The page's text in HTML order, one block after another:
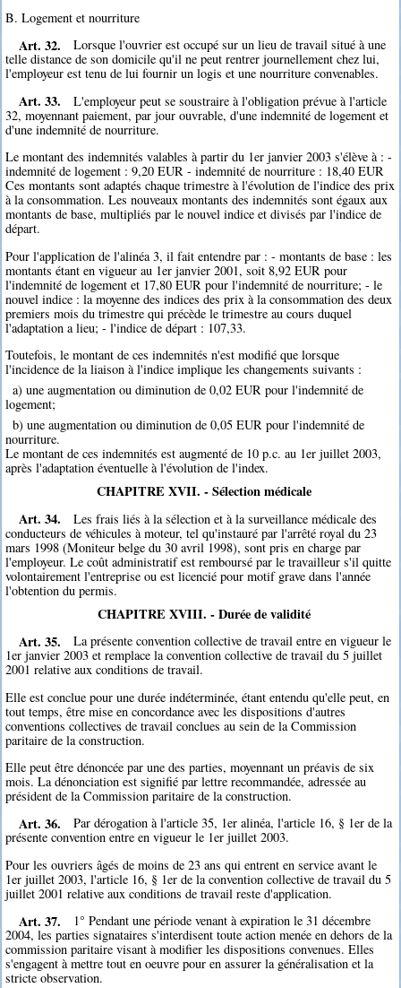
B. Logement et nourriture
Art. 32.
Lorsque l'ouvrier est occupé sur un lieu de travail situé à une
telle distance de son domicile qu'il ne peut rentrer journellement chez lui,
l'employeur est tenu de lui fournir un logis et une nourriture convenables.
Art. 33.
L'employeur peut se soustraire à l'obligation prévue à l'article
32, moyennant paiement, par jour ouvrable, d'une indemnité de logement et
d'une indemnité de nourriture.
Le montant des indemnités valables à partir du 1er janvier 2003 s'élève à : -
indemnité de logement : 9,20 EUR - indemnité de nourriture : 18,40 EUR
Ces montants sont adaptés chaque trimestre à l'évolution de l'indice des prix
à la consommation. Les nouveaux montants des indemnités sont égaux aux
montants de base, multipliés par le nouvel indice et divisés par l'indice de
départ.
Pour l'application de l'alinéa 3, il fait entendre par : - montants de base : les
montants étant en vigueur au 1er janvier 2001, soit 8,92 EUR pour
l'indemnité de logement et 17,80 EUR pour l'indemnité de nourriture; - le
nouvel indice : la moyenne des indices des prix à la consommation des deux
premiers mois du trimestre qui précède le trimestre au cours duquel
l'adaptation a lieu; - l'indice de départ : 107,33.
Toutefois, le montant de ces indemnités n'est modifié que lorsque
l'incidence de la liaison à l'indice implique les changements suivants :
a) une augmentation ou diminution de 0,02 EUR pour l'indemnité de
logement;
b) une augmentation ou diminution de 0,05 EUR pour l'indemnité de
nourriture.
Le montant de ces indemnités est augmenté de 10 p.c. au 1er juillet 2003,
après l'adaptation éventuelle à l'évolution de l'index.
CHAPITRE XVII. - Sélection médicale
Art. 34.
Les frais liés à la sélection et à la surveillance médicale des
conducteurs de véhicules à moteur, tel qu'instauré par l'arrêté royal du 23
mars 1998 (Moniteur belge du 30 avril 1998), sont pris en charge par
l'employeur. Le coût administratif est remboursé par le travailleur s'il quitte
volontairement l'entreprise ou est licencié pour motif grave dans l'année
l'obtention du permis.
CHAPITRE XVIII. - Durée de validité
Art. 35.
La présente convention collective de travail entre en vigueur le
1er janvier 2003 et remplace la convention collective de travail du 5 juillet
2001 relative aux conditions de travail.
Elle est conclue pour une durée indéterminée, étant entendu qu'elle peut, en
tout temps, être mise en concordance avec les dispositions d'autres
conventions collectives de travail conclues au sein de la Commission
paritaire de la construction.
Elle peut être dénoncée par une des parties, moyennant un préavis de six
mois. La dénonciation est signifié par lettre recommandée, adressée au
président de la Commission paritaire de la construction.
Art. 36.
Par dérogation à l'article 35, 1er alinéa, l'article 16, § 1er de la
présente convention entre en vigueur le 1er juillet 2003.
Pour les ouvriers âgés de moins de 23 ans qui entrent en service avant le
1er juillet 2003, l'article 16, § 1er de la convention collective de travail du 5
juillet 2001 relative aux conditions de travail reste d'application.
Art. 37.
1° Pendant une période venant à expiration le 31 décembre
2004, les parties signataires s'interdisent toute action menée en dehors de la
commission paritaire visant à modifier les dispositions convenues. Elles
s'engagent à mettre tout en oeuvre pour en assurer la généralisation et la
stricte observation.